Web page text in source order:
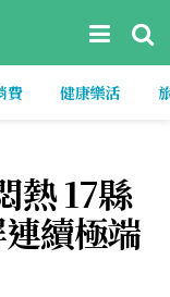
費 健康樂活
熱 17縣
續極端